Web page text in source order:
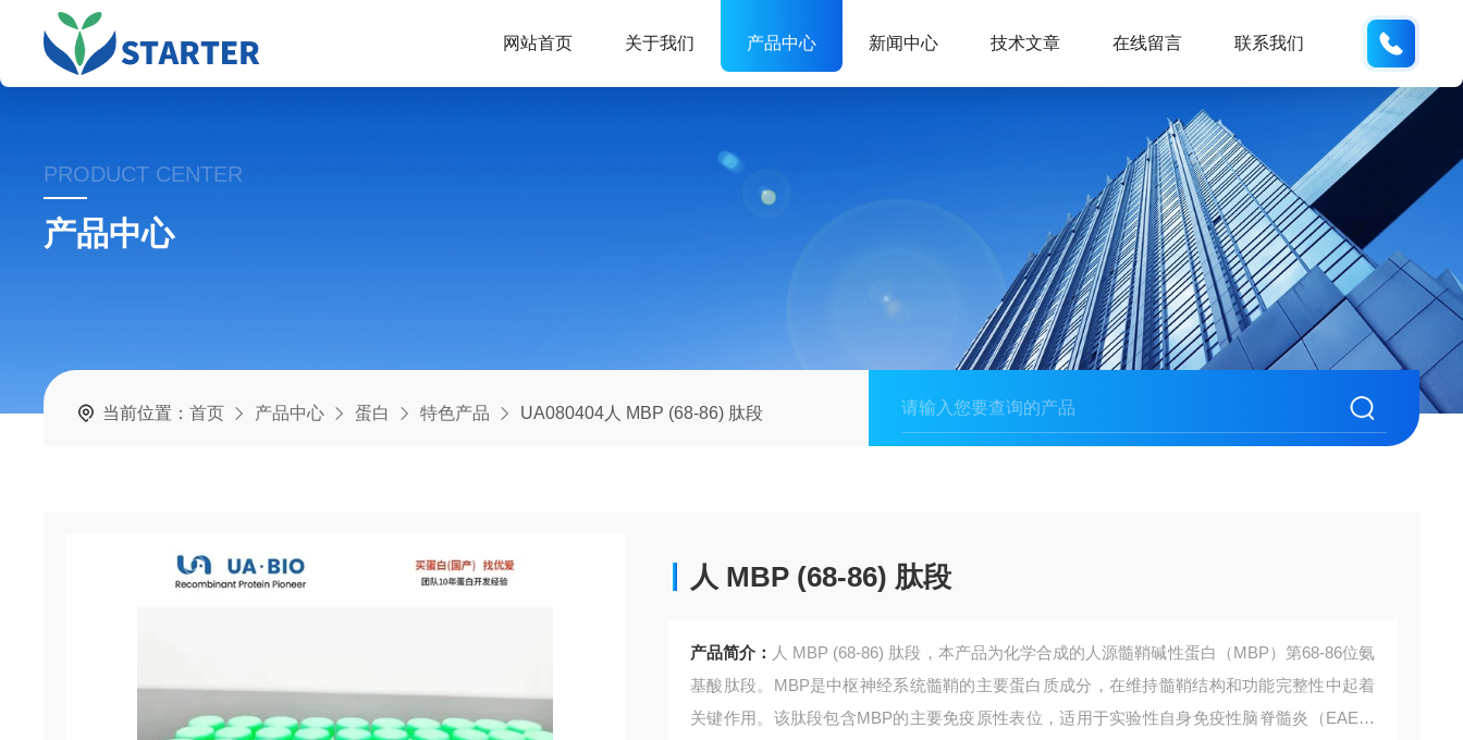
网站首页 关于我们 产品中心 新闻中心 技术文章 在线留言 联系我们
PRODUCT CENTER
产品中心
当前位置：首页 产品中心 蛋白 特色产品 UA080404人 MBP (68-86) 肽段
人 MBP (68-86) 肽段
产品简介： 人 MBP (68-86) 肽段，本产品为化学合成的人源髓鞘碱性蛋白（MBP）第68-86位氨
基酸肽段。MBP是中枢神经系统髓鞘的主要蛋白质成分，在维持髓鞘结构和功能完整性中起着
关键作用。该肽段包含MBP的主要免疫原性表位，适用于实验性自身免疫性脑脊髓炎（EAE）